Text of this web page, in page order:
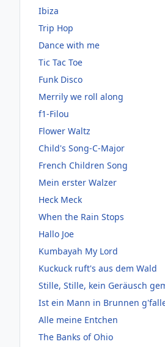
Ibiza
Trip Hop
Dance with me
Tic Tac Toe
Funk Disco
Merrily we roll along
f1-Filou
Flower Waltz
Child's Song-C-Major
French Children Song
Mein erster Walzer
Heck Meck
When the Rain Stops
Hallo Joe
Kumbayah My Lord
Kuckuck ruft's aus dem Wald
Stille, Stille, kein Geräusch
Ist ein Mann in Brunnen
Alle meine Entchen
The Banks of Ohio